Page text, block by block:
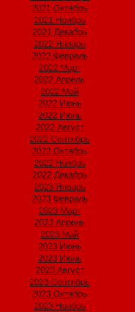
2021 Октябрь
2021 Ноябрь
2021 Декабрь
2022 Январь
2022 Февраль
2022 Март
2022 Апрель
2022 Май
2022 Июнь
2022 Июль
2022 Август
2022 Сентябрь
2022 Октябрь
2022 Ноябрь
2022 Декабрь
2023 Январь
2023 Февраль
2023 Март
2023 Апрель
2023 Май
2023 Июнь
2023 Июль
2023 Август
2023 Сентябрь
2023 Октябрь
2023 Ноябрь